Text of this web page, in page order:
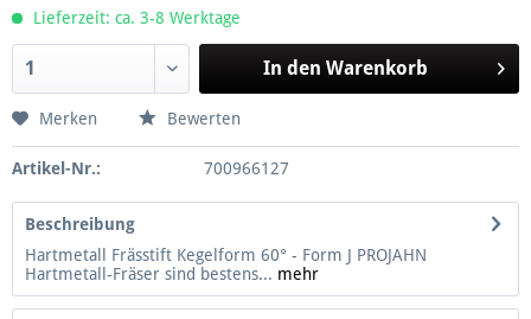
Lieferzeit: ca. 3-8 Werktage
In den Warenkorb
Merken Bewerten
Artikel-Nr.: 700966127
Beschreibung
Hartmetall Frässtift Kegelform 60° - Form J PROJAHN
Hartmetall-Fräser sind bestens... mehr